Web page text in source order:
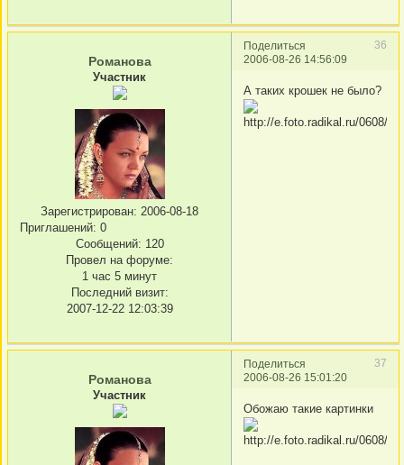
Поделиться
36
2006-08-26 14:56:09
Романова
Участник
Зарегистрирован: 2006-08-18
Приглашений: 0
Сообщений: 120
Провел на форуме:
1 час 5 минут
Последний визит:
2007-12-22 12:03:39
А таких крошек не было?
Поделиться
37
2006-08-26 15:01:20
Романова
Участник
Обожаю такие картинки